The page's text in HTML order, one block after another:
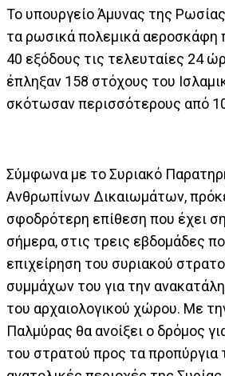
Το υπουργείο Άμυνας της
τα ρωσικά πολεμικά αεροσκάφη
40 εξόδους τις τελευταίες 24
έπληξαν 158 στόχους του
σκότωσαν περισσότερους από
Σύμφωνα με το Συριακό
Ανθρωπίνων Δικαιωμάτων,
σφοδρότερη επίθεση που έχει
σήμερα, στις τρεις εβδομάδες
επιχείρηση του συριακού
συμμάχων του για την
του αρχαιολογικού χώρου. Με
Παλμύρας θα ανοίξει ο δρόμος
του στρατού προς τα προπύργια